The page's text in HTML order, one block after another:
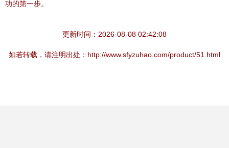
功的第一步。
更新时间：2026-08-08 02:42:08
如若转载，请注明出处：http://www.sfyzuhao.com/product/51.html